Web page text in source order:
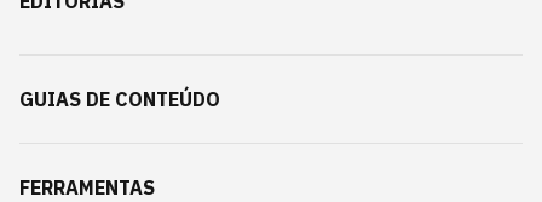
GUIAS DE CONTEÚDO
FERRAMENTAS